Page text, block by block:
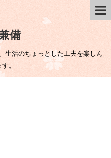
備
生活のちょっとした工夫を楽しん
。